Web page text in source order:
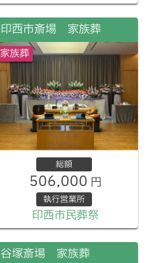
印西市斎場 家族葬
家族葬
総額
506,000 円
執行営業所
印西市民葬祭
谷塚斎場 家族葬